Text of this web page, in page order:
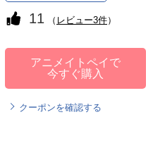
11 （ レビュー3件）
アニメイトペイで
今すぐ購入
クーポンを確認する